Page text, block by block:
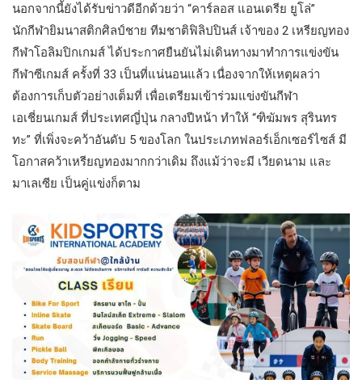
นอกจากนี้ยังได้รับข่าวดีอีกด้วยว่า “คาร์ลอส แอนเดรีย ยูโล่”
นักกีฬายิมนาสติกศิลป์ชาย ทีมชาติฟิลิปปินส์ เจ้าของ 2 เหรียญทอง
กีฬาโอลิมปิกเกมส์ ได้ประกาศยืนยันไม่เดินทางมาทำการแข่งขัน
กีฬาซีเกมส์ ครั้งที่ 33 เป็นที่แน่นอนแล้ว เนื่องจากให้เหตุผลว่า
ต้องการเก็บตัวอย่างเต็มที่ เพื่อเตรียมเข้าร่วมแข่งขันกีฬา
เอเชี่ยนเกมส์ ที่ประเทศญี่ปุ่น กลางปีหน้า ทำให้ “ฑิฆัมพร สุรินทร
ทะ” ที่เพิ่งจะคว้าอันดับ 5 ของโลก ในประเภทฟลอร์เอ็กเซอร์ไซส์ มี
โอกาสคว้าเหรียญทองมากกว่าเดิม ถึงแม้ว่าจะมี เวียดนาม และ
มาเลเซีย เป็นคู่แข่งก็ตาม